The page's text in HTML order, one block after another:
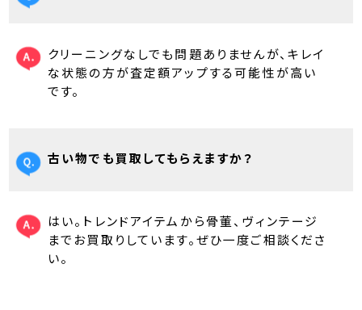
クリーニングなしでも問題ありませんが、キレイ
な状態の方が査定額アップする可能性が高い
です。
古い物でも買取してもらえますか？
はい。トレンドアイテムから骨董、ヴィンテージ
までお買取りしています。ぜひ一度ご相談くださ
い。